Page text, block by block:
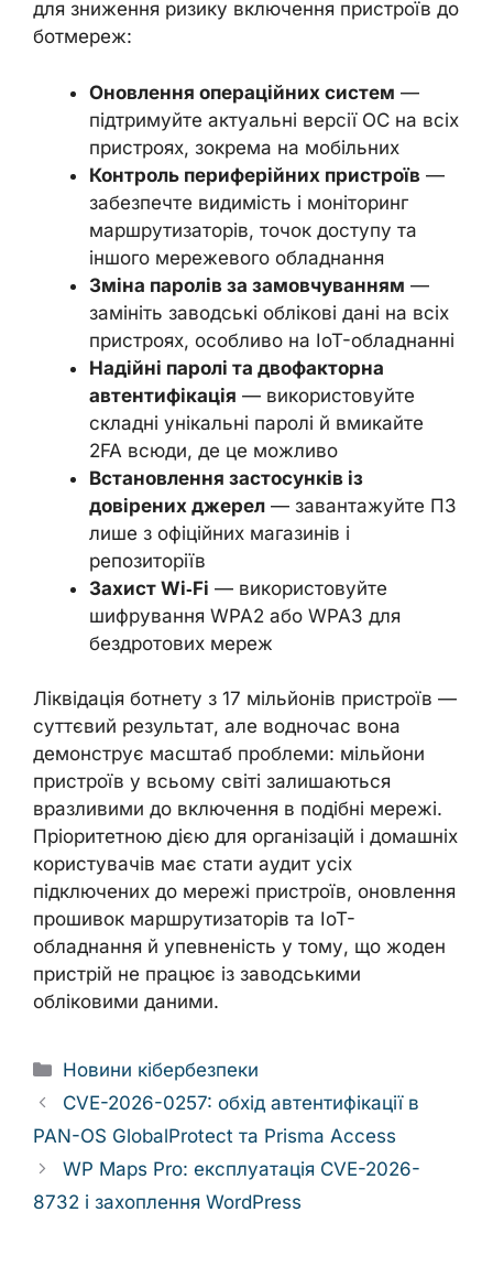
для зниження ризику включення пристроїв до
ботмереж:
Оновлення операційних систем —
підтримуйте актуальні версії ОС на всіх
пристроях, зокрема на мобільних
Контроль периферійних пристроїв —
забезпечте видимість і моніторинг
маршрутизаторів, точок доступу та
іншого мережевого обладнання
Зміна паролів за замовчуванням —
замініть заводські облікові дані на всіх
пристроях, особливо на IoT-обладнанні
Надійні паролі та двофакторна
автентифікація — використовуйте
складні унікальні паролі й вмикайте
2FA всюди, де це можливо
Встановлення застосунків із
довірених джерел — завантажуйте ПЗ
лише з офіційних магазинів і
репозиторіїв
Захист Wi‑Fi — використовуйте
шифрування WPA2 або WPA3 для
бездротових мереж
Ліквідація ботнету з 17 мільйонів пристроїв —
суттєвий результат, але водночас вона
демонструє масштаб проблеми: мільйони
пристроїв у всьому світі залишаються
вразливими до включення в подібні мережі.
Пріоритетною дією для організацій і домашніх
користувачів має стати аудит усіх
підключених до мережі пристроїв, оновлення
прошивок маршрутизаторів та IoT-
обладнання й упевненість у тому, що жоден
пристрій не працює із заводськими
обліковими даними.
Categories
Новини кібербезпеки
CVE-2026-0257: обхід автентифікації в
PAN-OS GlobalProtect та Prisma Access
WP Maps Pro: експлуатація CVE-2026-
8732 і захоплення WordPress